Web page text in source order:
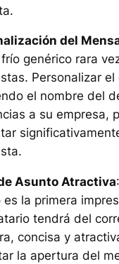
del
genérico rara
Personalizar
el nombre del
a su empresa,
Asunto Atractiva
es la primera
tendrá del
concisa y
la apertura del